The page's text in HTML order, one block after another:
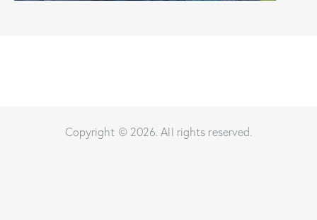
Copyright © 2026. All rights reserved.